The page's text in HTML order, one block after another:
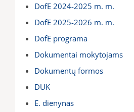
DofE 2024-2025 m. m.
DofE 2025-2026 m. m.
DofE programa
Dokumentai mokytojams
Dokumentų formos
DUK
E. dienynas